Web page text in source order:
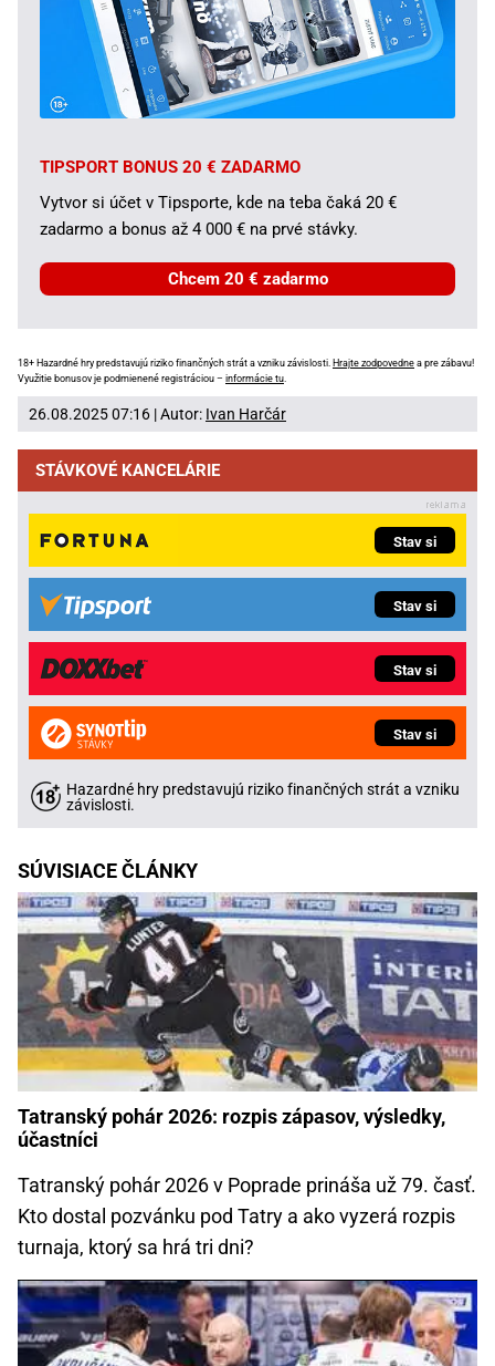
TIPSPORT BONUS 20 € ZADARMO
Vytvor si účet v Tipsporte, kde na teba čaká 20 €
zadarmo a bonus až 4 000 € na prvé stávky.
Chcem 20 € zadarmo
18+ Hazardné hry predstavujú riziko finančných strát a vzniku závislosti. Hrajte zodpovedne a pre zábavu!
Využitie bonusov je podmienené registráciou – informácie tu.
26.08.2025 07:16 | Autor: Ivan Harčár
STÁVKOVÉ KANCELÁRIE
Stav si
Stav si
Stav si
Stav si
Hazardné hry predstavujú riziko finančných strát a vzniku
závislosti.
SÚVISIACE ČLÁNKY
Tatranský pohár 2026: rozpis zápasov, výsledky,
účastníci
Tatranský pohár 2026 v Poprade prináša už 79. časť.
Kto dostal pozvánku pod Tatry a ako vyzerá rozpis
turnaja, ktorý sa hrá tri dni?